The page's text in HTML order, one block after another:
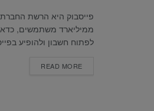
פייסבוק היא הרשת
ממיליארד משתמשים,
לפתוח חשבון ולהופיע
READ MORE